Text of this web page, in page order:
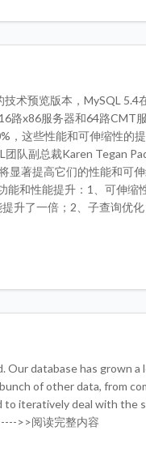
术预览版本，MySQL 5.4
路x86服务器和64路CMT
，这些性能和可伸缩性的
队副总裁Karen Tegan
显著提高它们的性能和可
能和性能提升：1、可伸缩
升了一倍；2、子查询优
Our database has grown a
of other data, from
to iteratively deal with the
>>阅读完整内容